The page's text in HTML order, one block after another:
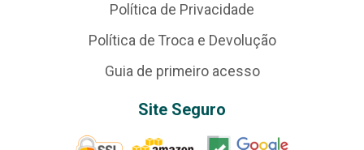
Política de Privacidade
Política de Troca e Devolução
Guia de primeiro acesso
Site Seguro